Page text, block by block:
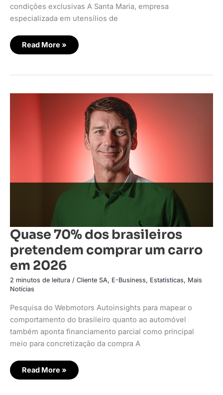
condições exclusivas A Santa Maria, empresa
especializada em utensílios de
Read More »
Quase 70% dos brasileiros
pretendem comprar um carro
em 2026
2 minutos de leitura / Cliente SA, E-Business, Estatísticas, Mais
Notícias
Pesquisa do Webmotors Autoinsights para mapear o
comportamento do brasileiro quanto ao automóvel
também aponta financiamento parcial como principal
meio para concretização da compra A
Quase
Read More »